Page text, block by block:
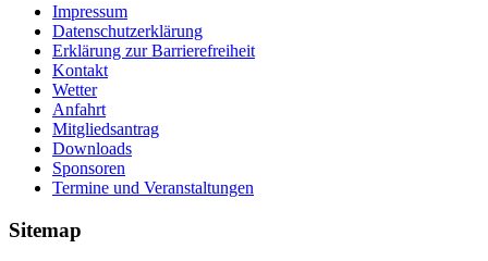
Impressum
Datenschutzerklärung
Erklärung zur Barriere­frei­heit
Kontakt
Wetter
Anfahrt
Mitgliedsantrag
Downloads
Sponsoren
Termine und Veranstaltungen
Sitemap